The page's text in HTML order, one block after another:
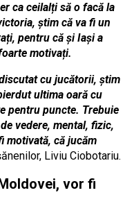
ca ceilalți să o facă la
știm că va fi un
pentru că și Iași a
motivați.
cu jucătorii, știm
ultima oară cu
pentru puncte. Trebuie
vedere, mental, fizic,
motivată, că jucăm
Liviu Ciobotariu.
vor fi